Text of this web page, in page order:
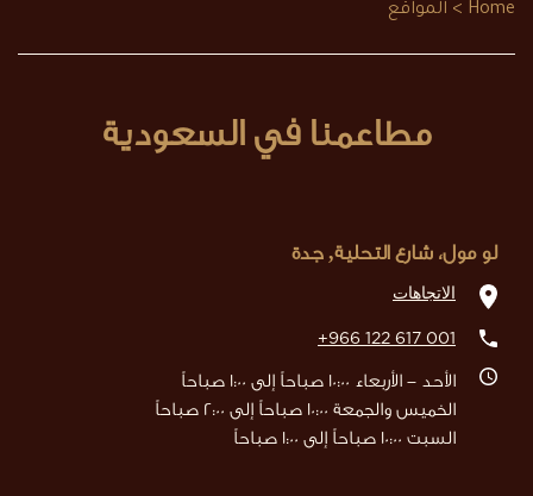
Home > المواقع
مطاعمنا في السعودية
لو مول، شارع التحلية, جدة
الاتجاهات
+966 122 617 001
الأحد - الأربعاء 10:00 صباحاً إلى 1:00 صباحاً
الخميس والجمعة 10:00 صباحاً إلى 2:00 صباحاً
السبت 10:00 صباحاً إلى 1:00 صباحاً